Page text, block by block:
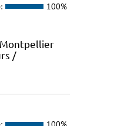
100%
Montpellier
/